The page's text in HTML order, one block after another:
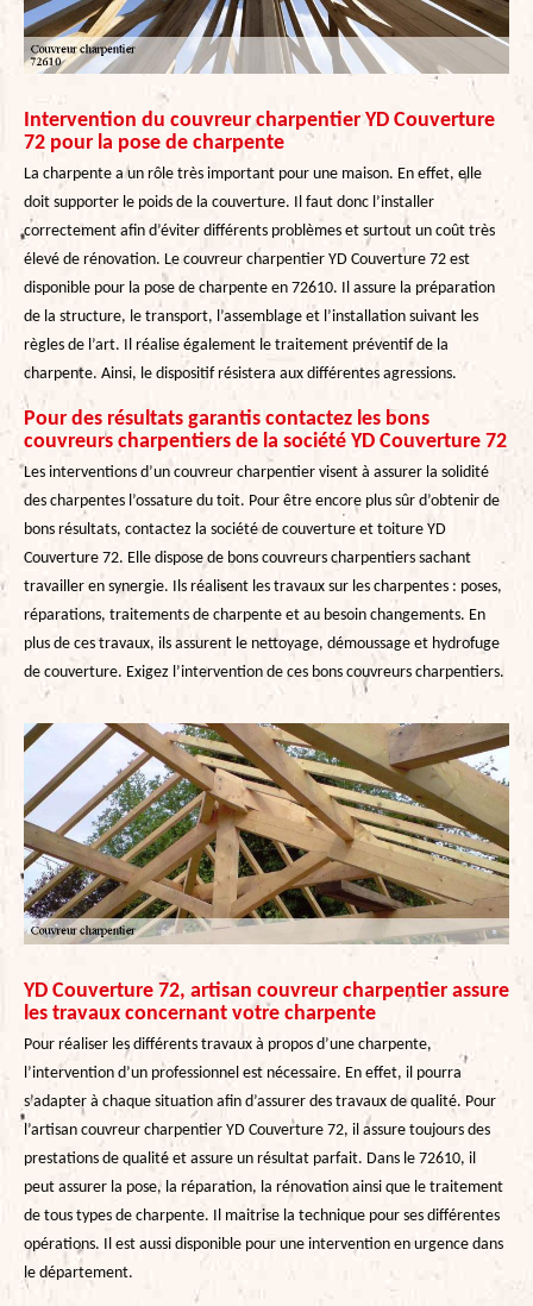
Intervention du couvreur charpentier YD Couverture
72 pour la pose de charpente
La charpente a un rôle très important pour une maison. En effet, elle
doit supporter le poids de la couverture. Il faut donc l’installer
correctement afin d’éviter différents problèmes et surtout un coût très
élevé de rénovation. Le couvreur charpentier YD Couverture 72 est
disponible pour la pose de charpente en 72610. Il assure la préparation
de la structure, le transport, l’assemblage et l’installation suivant les
règles de l’art. Il réalise également le traitement préventif de la
charpente. Ainsi, le dispositif résistera aux différentes agressions.
Pour des résultats garantis contactez les bons
couvreurs charpentiers de la société YD Couverture 72
Les interventions d’un couvreur charpentier visent à assurer la solidité
des charpentes l’ossature du toit. Pour être encore plus sûr d’obtenir de
bons résultats, contactez la société de couverture et toiture YD
Couverture 72. Elle dispose de bons couvreurs charpentiers sachant
travailler en synergie. Ils réalisent les travaux sur les charpentes : poses,
réparations, traitements de charpente et au besoin changements. En
plus de ces travaux, ils assurent le nettoyage, démoussage et hydrofuge
de couverture. Exigez l’intervention de ces bons couvreurs charpentiers.
YD Couverture 72, artisan couvreur charpentier assure
les travaux concernant votre charpente
Pour réaliser les différents travaux à propos d’une charpente,
l’intervention d’un professionnel est nécessaire. En effet, il pourra
s’adapter à chaque situation afin d’assurer des travaux de qualité. Pour
l’artisan couvreur charpentier YD Couverture 72, il assure toujours des
prestations de qualité et assure un résultat parfait. Dans le 72610, il
peut assurer la pose, la réparation, la rénovation ainsi que le traitement
de tous types de charpente. Il maitrise la technique pour ses différentes
opérations. Il est aussi disponible pour une intervention en urgence dans
le département.